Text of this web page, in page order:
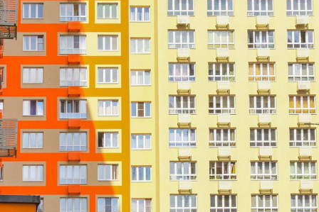
Москва / Московская обл
Получить контакты Посмотреть на карте
Жилой комплекс комфорт-класса в городском округе
Балашиха, реализуемый ГК «Гранель». После завершения
строительства проект будет включать 11 жилых корпусов и
станет домом для более чем 20 тыс. жителей, формируя
масштабную клиентскую аудиторию для предприятий
коммерческой инфраструктуры. Комплекс расположен в...
95 (+6)
Навигация
Характеристики
О помещении
Где находится
Контакты
Другие объявления